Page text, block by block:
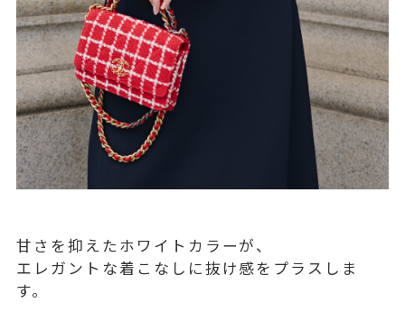
甘さを抑えたホワイトカラーが、
エレガントな着こなしに抜け感をプラスしま
す。